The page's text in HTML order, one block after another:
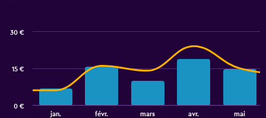
jan. févr. mars avr. mai
0 €
15 €
30 €